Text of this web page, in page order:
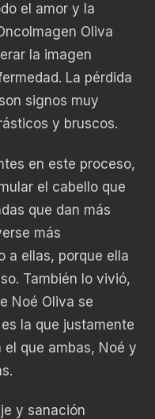
el amor y la
Oliva
la imagen
La pérdida
signos muy
y bruscos.
en este proceso,
el cabello que
que dan más
más
a ellas, porque ella
También lo vivió,
Noé Oliva se
la que justamente
que ambas, Noé y
y sanación